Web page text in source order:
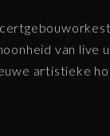
van live
artistieke